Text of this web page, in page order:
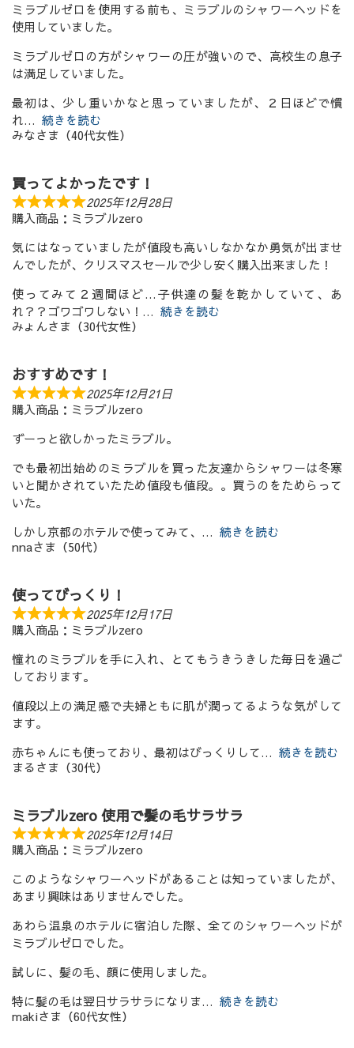
ミラブルゼロを使用する前も、ミラブルのシャワーヘッドを
使用していました。
ミラブルゼロの方がシャワーの圧が強いので、高校生の息子
は満足していました。
最初は、少し重いかなと思っていましたが、２日ほどで慣
れ
続きを読む
みなさま（40代女性）
買ってよかったです！
2025年12月28日
購入商品：ミラブルzero
気にはなっていましたが値段も高いしなかなか勇気が出ませ
んでしたが、クリスマスセールで少し安く購入出来ました！
使ってみて２週間ほど…子供達の髪を乾かしていて、あ
れ？？ゴワゴワしない！
続きを読む
みょんさま（30代女性）
おすすめです！
2025年12月21日
購入商品：ミラブルzero
ずーっと欲しかったミラブル。
でも最初出始めのミラブルを買った友達からシャワーは冬寒
いと聞かされていたため値段も値段。。買うのをためらって
いた。
しかし京都のホテルで使ってみて、
続きを読む
nnaさま（50代）
使ってびっくり！
2025年12月17日
購入商品：ミラブルzero
憧れのミラブルを手に入れ、とてもうきうきした毎日を過ご
しております。
値段以上の満足感で夫婦ともに肌が潤ってるような気がして
ます。
赤ちゃんにも使っており、最初はびっくりして
続きを読む
まるさま（30代）
ミラブルzero 使用で髪の毛サラサラ
2025年12月14日
購入商品：ミラブルzero
このようなシャワーヘッドがあることは知っていましたが、
あまり興味はありませんでした。
あわら温泉のホテルに宿泊した際、全てのシャワーヘッドが
ミラブルゼロでした。
試しに、髪の毛、顔に使用しました。
特に髪の毛は翌日サラサラになりま
続きを読む
makiさま（60代女性）